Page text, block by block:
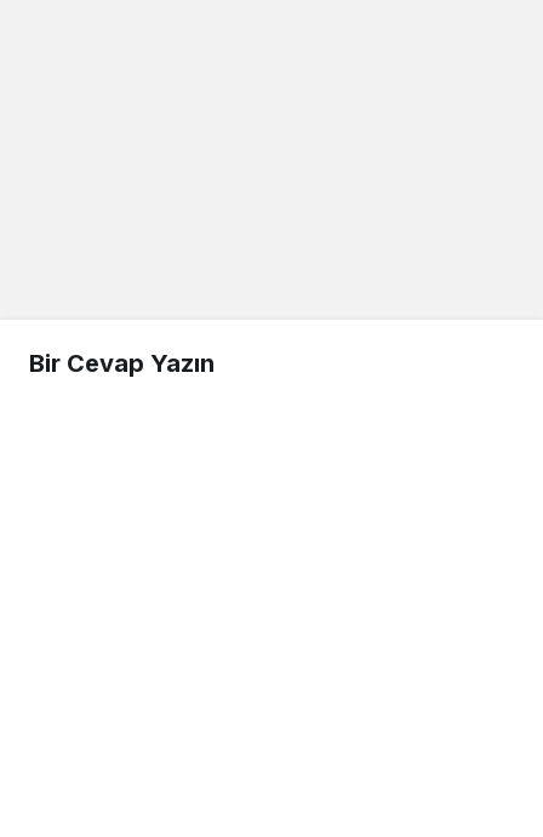
Bir Cevap Yazın